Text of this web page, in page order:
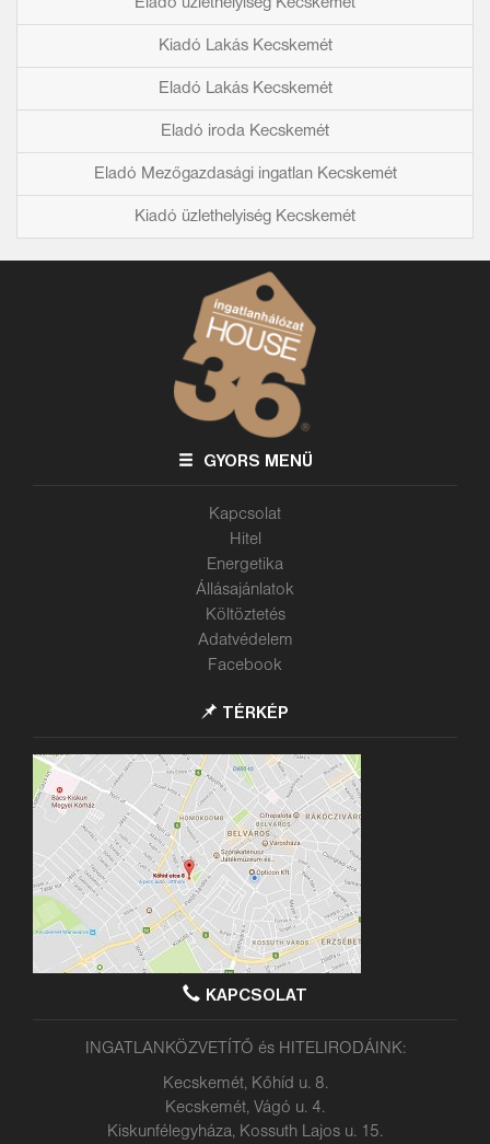
Eladó üzlethelyiség Kecskemét
Kiadó Lakás Kecskemét
Eladó Lakás Kecskemét
Eladó iroda Kecskemét
Eladó Mezőgazdasági ingatlan Kecskemét
Kiadó üzlethelyiség Kecskemét
GYORS MENÜ
Kapcsolat
Hitel
Energetika
Állásajánlatok
Költöztetés
Adatvédelem
Facebook
TÉRKÉP
KAPCSOLAT
INGATLANKÖZVETÍTŐ és HITELIRODÁINK:
Kecskemét, Kőhíd u. 8.
Kecskemét, Vágó u. 4.
Kiskunfélegyháza, Kossuth Lajos u. 15.